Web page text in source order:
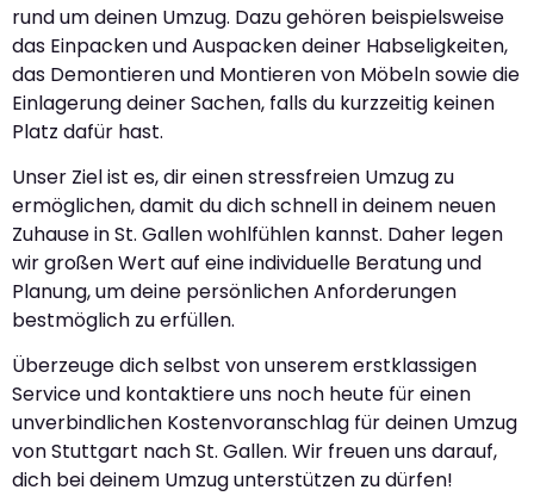
rund um deinen Umzug. Dazu gehören beispielsweise
das Einpacken und Auspacken deiner Habseligkeiten,
das Demontieren und Montieren von Möbeln sowie die
Einlagerung deiner Sachen, falls du kurzzeitig keinen
Platz dafür hast.
Unser Ziel ist es, dir einen stressfreien Umzug zu
ermöglichen, damit du dich schnell in deinem neuen
Zuhause in St. Gallen wohlfühlen kannst. Daher legen
wir großen Wert auf eine individuelle Beratung und
Planung, um deine persönlichen Anforderungen
bestmöglich zu erfüllen.
Überzeuge dich selbst von unserem erstklassigen
Service und kontaktiere uns noch heute für einen
unverbindlichen Kostenvoranschlag für deinen Umzug
von Stuttgart nach St. Gallen. Wir freuen uns darauf,
dich bei deinem Umzug unterstützen zu dürfen!